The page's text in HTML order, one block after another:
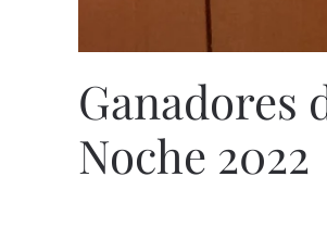
Ganadores
Noche 2022